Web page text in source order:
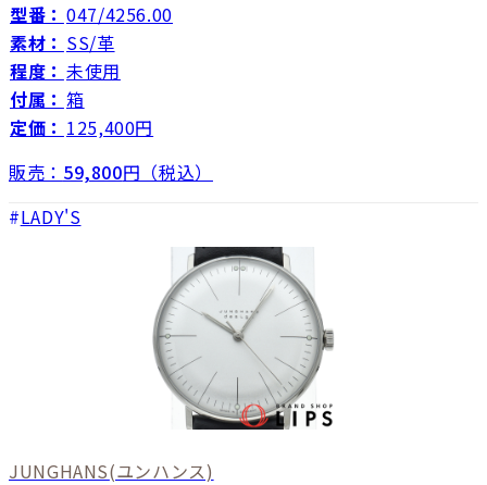
型番： 047/4256.00
素材： SS/革
程度： 未使用
付属： 箱
定価： 125,400円
販売： 59,800円（税込）
LADY'S
JUNGHANS(ユンハンス)